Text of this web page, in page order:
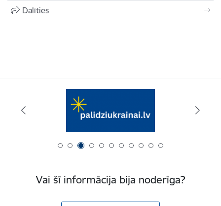
Dalīties
Vai šī informācija bija noderīga?